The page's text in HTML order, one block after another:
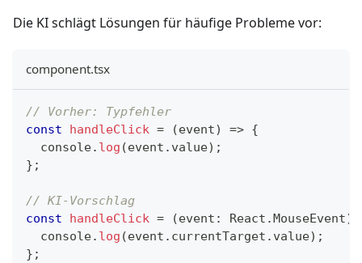
Die KI schlägt Lösungen für häufige Probleme vor:
component.tsx
// Vorher: Typfehler
const
handleClick = (event) => {
console. log (event . value) ;
} ;
// KI-Vorschlag
const
handleClick = (event : React .MouseEvent)
console. log (event . currentTarget . value) ;
} ;